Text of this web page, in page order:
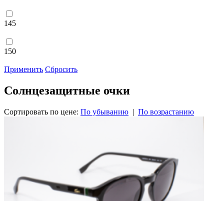
145
150
Применить Сбросить
Солнцезащитные очки
Сортировать по цене: По убыванию | По возрастанию